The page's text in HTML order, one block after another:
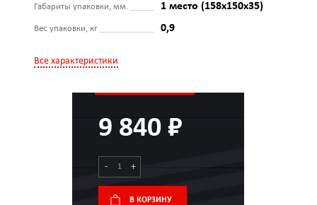
Габариты упаковки, мм. 1 место (158x150x35)
Вес упаковки, кг 0,9
Все характеристики
9 840 ₽
- +
В КОРЗИНУ